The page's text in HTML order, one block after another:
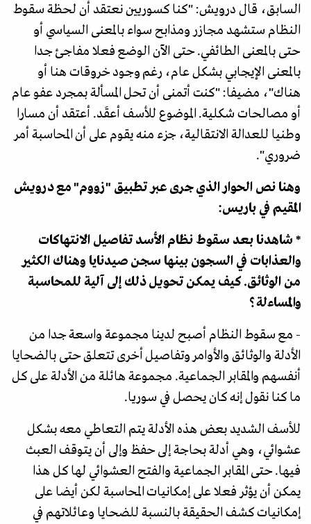
السابق، قال درويش: "كنا كسوريين نعتقد أن لحظة سقوط
النظام ستشهد مجازر ومذابح سواء بالمعنى السياسي أو
حتى بالمعنى الطائفي. حتى الآن الوضع فعلا مفاجئ جدا
بالمعنى الإيجابي بشكل عام، رغم وجود خروقات هنا أو
هناك"، مضيفا: "كنت أتمنى أن تحل المسألة بمجرد عفو عام
أو مصالحات شكلية. الموضوع للأسف أعقَد. أعتقد أن مسارا
وطنيا للعدالة الانتقالية، جزء منه يقوم على أن المحاسبة أمر
ضروري".
وهنا نص الحوار الذي جرى عبر تطبيق "زووم" مع درويش
المقيم في باريس:
* شاهدنا بعد سقوط نظام الأسد تفاصيل الانتهاكات
والعذابات في السجون بينها سجن صيدنايا وهناك الكثير
من الوثائق. كيف يمكن تحويل ذلك إلى آلية للمحاسبة
والمساءلة؟
- مع سقوط النظام أصبح لدينا مجموعة واسعة جدا من
الأدلة والوثائق والأوامر وتفاصيل أخرى تتعلق حتى بالضحايا
أنفسهم والمقابر الجماعية. مجموعة هائلة من الأدلة على كل
ما كنا نقول إنه كان يحصل في سوريا.
للأسف الشديد بعض هذه الأدلة يتم التعاطي معه بشكل
عشوائي، وهي أدلة بحاجة إلى حفظ وإلى أن يتوقف العبث
فيها. حتى المقابر الجماعية والفتح العشوائي لها كل هذا
يمكن أن يؤثر فعلا على إمكانيات المحاسبة لكن أيضا على
إمكانيات كشف الحقيقة بالنسبة للضحايا وعائلاتهم في